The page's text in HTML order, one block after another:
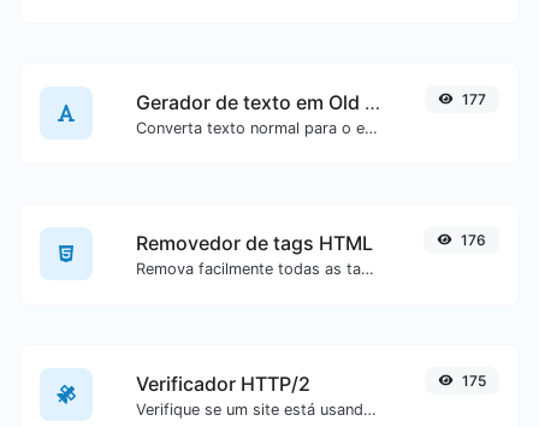
Gerador de texto em Old English
Converta texto normal para o estilo de fonte Old English.
177
Removedor de tags HTML
Remova facilmente todas as tags HTML de um bloco de texto.
176
Verificador HTTP/2
Verifique se um site está usando o novo protocolo HTTP/2 ou não.
175